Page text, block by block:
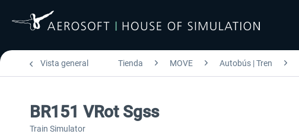
Vista general Tienda MOVE Autobús | Tren
BR151 VRot Sgss
Train Simulator